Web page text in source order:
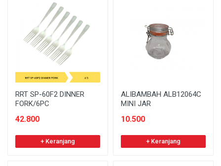
RRT SP-60F2 DINNER
FORK/6PC
42.800
+ Keranjang
ALIBAMBAH ALB12064C
MINI JAR
10.500
+ Keranjang